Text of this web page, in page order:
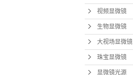
视频显微镜
生物显微镜
大视场显微镜
珠宝显微镜
显微镜光源